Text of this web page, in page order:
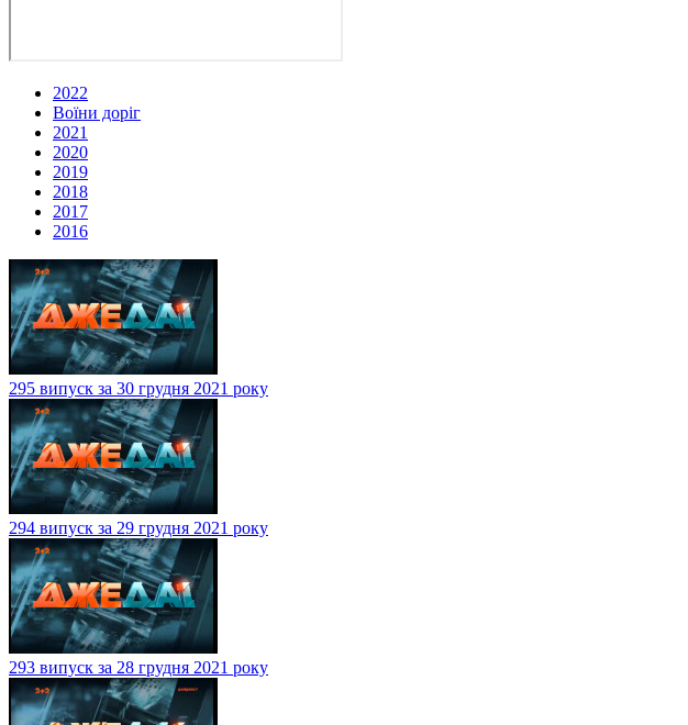
2022
Воїни доріг
2021
2020
2019
2018
2017
2016
295 випуск за 30 грудня 2021 року
294 випуск за 29 грудня 2021 року
293 випуск за 28 грудня 2021 року